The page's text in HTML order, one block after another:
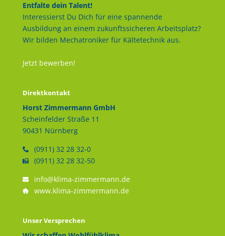
Entfalte dein Talent!
Interessierst Du Dich für eine spannende
Ausbildung an einem zukunftssicheren Arbeitsplatz?
Wir bilden Mechatroniker für Kältetechnik aus.
Jetzt bewerben!
Direktkontakt
Horst Zimmermann GmbH
Scheinfelder Straße 11
90431 Nürnberg
(0911) 32 28 32-0
(0911) 32 28 32-50
info@klima-zimmermann.de
www.klima-zimmermann.de
Unser Versprechen